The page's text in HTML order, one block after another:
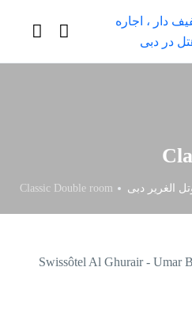
الغریر دبی Classic Double room
Swissôtel Al Ghurair - Umar